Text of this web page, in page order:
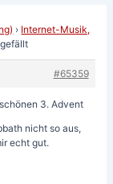
› Internet-Musik,
#65359
3. Advent
nicht so aus,
echt gut.